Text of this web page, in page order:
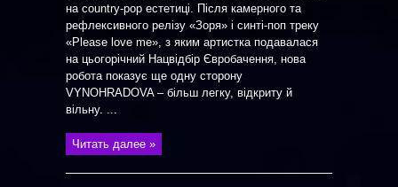
на country-pop естетиці. Після камерного та
рефлексивного релізу «Зоря» і синті-поп треку
«Please love me», з яким артистка подавалася
на цьогорічний Нацвідбір Євробачення, нова
робота показує ще одну сторону
VYNOHRADOVA – більш легку, відкриту й
вільну. ...
Читать далее »